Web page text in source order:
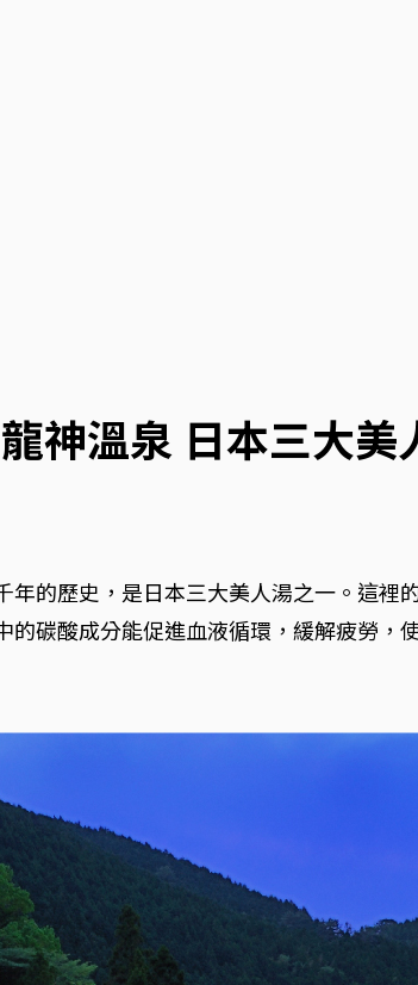
神溫泉 日本三大
的歷史，是日本三大美人湯之一。這裡
碳酸成分能促進血液循環，緩解疲勞，